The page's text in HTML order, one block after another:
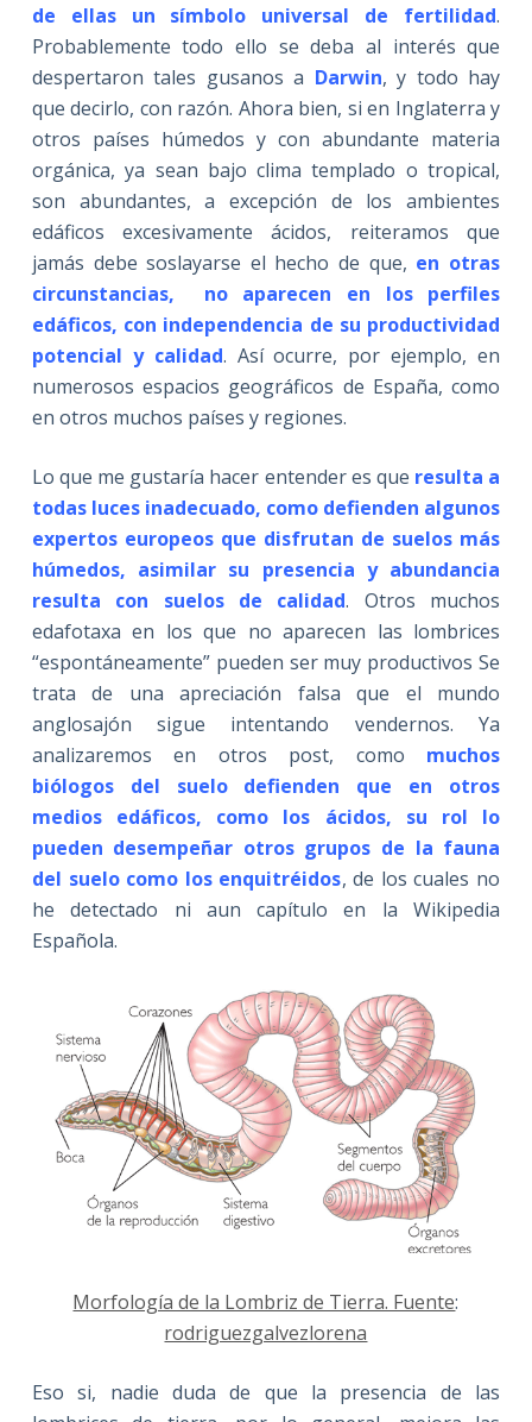
de ellas un símbolo universal de fertilidad.
Probablemente todo ello se deba al interés que
despertaron tales gusanos a Darwin, y todo hay
que decirlo, con razón. Ahora bien, si en Inglaterra y
otros países húmedos y con abundante materia
orgánica, ya sean bajo clima templado o tropical,
son abundantes, a excepción de los ambientes
edáficos excesivamente ácidos, reiteramos que
jamás debe soslayarse el hecho de que, en otras
circunstancias, no aparecen en los perfiles
edáficos, con independencia de su productividad
potencial y calidad. Así ocurre, por ejemplo, en
numerosos espacios geográficos de España, como
en otros muchos países y regiones.
Lo que me gustaría hacer entender es que resulta a
todas luces inadecuado, como defienden algunos
expertos europeos que disfrutan de suelos más
húmedos, asimilar su presencia y abundancia
resulta con suelos de calidad. Otros muchos
edafotaxa en los que no aparecen las lombrices
“espontáneamente” pueden ser muy productivos Se
trata de una apreciación falsa que el mundo
anglosajón sigue intentando vendernos. Ya
analizaremos en otros post, como muchos
biólogos del suelo defienden que en otros
medios edáficos, como los ácidos, su rol lo
pueden desempeñar otros grupos de la fauna
del suelo como los enquitréidos, de los cuales no
he detectado ni aun capítulo en la Wikipedia
Española.
Morfología de la Lombriz de Tierra. Fuente:
rodriguezgalvezlorena
Eso si, nadie duda de que la presencia de las